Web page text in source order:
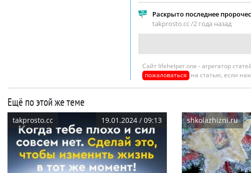
Раскрыто последнее
takprosto.cc /2 года назад
Сайт lifehelper.one - агрегатор
пожаловаться на статью, если
Ещё по этой же теме
takprosto.cc 19.01.2024 / 09:13 shkolazhizni.ru